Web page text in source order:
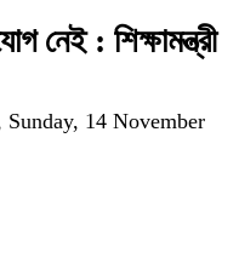
নেই : শিক্ষামন্ত্রী
14 November